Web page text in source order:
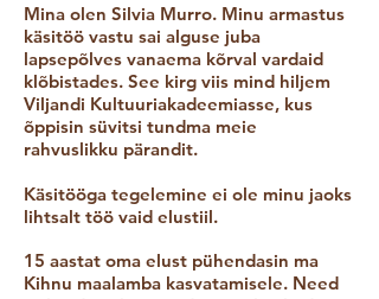
Mina olen Silvia Murro. Minu armastus
käsitöö vastu sai alguse juba
lapsepõlves vanaema kõrval vardaid
klõbistades. See kirg viis mind hiljem
Viljandi Kultuuriakadeemiasse, kus
õppisin süvitsi tundma meie
rahvuslikku pärandit.
​Käsitööga tegelemine ei ole minu jaoks
lihtsalt töö vaid elustiil.
15 aastat oma elust pühendasin ma
Kihnu maalamba kasvatamisele. Need